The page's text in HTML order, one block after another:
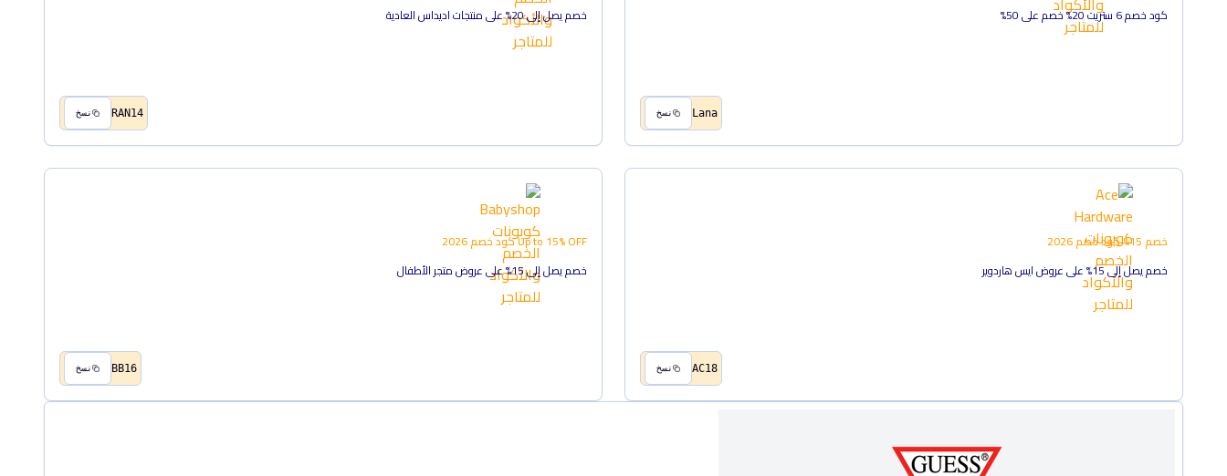
كود خصم 6 ستريت 20% خصم على 50%
Lana نسخ
خصم يصل إلى 20% على منتجات اديداس العادية
RAN14 نسخ
خصم 15% كود خصم2026
خصم يصل إلى 15% على عروض ايس هاردوير
AC18 نسخ
Up to 15% OFFكود خصم2026
خصم يصل إلى 15% على عروض متجر الأطفال
BB16 نسخ